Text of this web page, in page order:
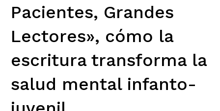
Pacientes, Grandes
Lectores», cómo la
escritura transforma la
salud mental infanto-